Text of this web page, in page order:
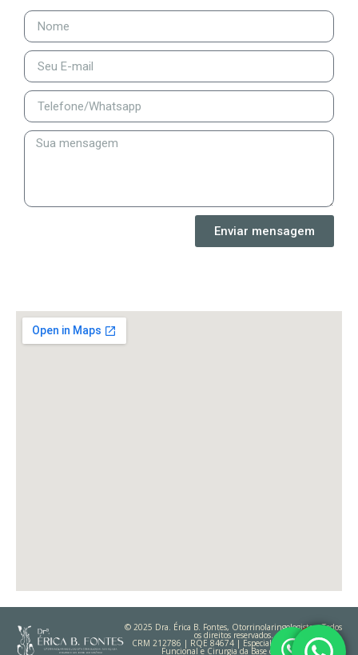
Enviar mensagem
© 2025 Dra. Érica B. Fontes, Otorrinolaringologista – Todos
os direitos reservados.
CRM 212786 | RQE 84674 | Especialista em Rinologia
Funcional e Cirurgia da Base do Crânio